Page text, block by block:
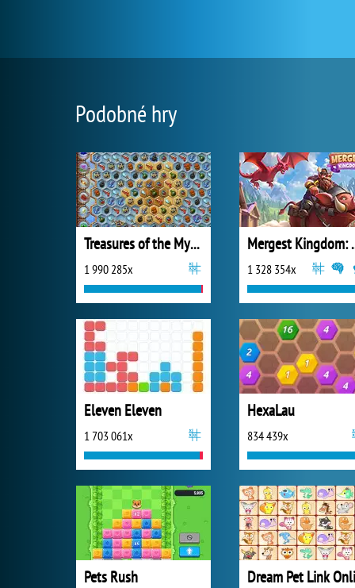
Podobné hry
Treasures of the Mystic Sea
1 990 285x 1 328 354x
Eleven Eleven
1 703 061x
HexaLau
834 439x
Pets Rush